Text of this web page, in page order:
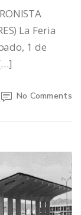
La Feria
1 de
No Comments